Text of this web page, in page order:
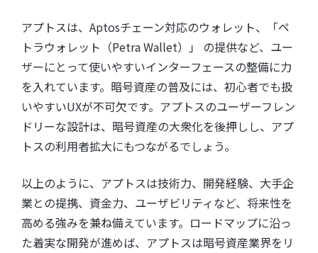
アプトスは、Aptosチェーン対応のウォレット、「ペ
トラウォレット（Petra Wallet）」 の提供など、ユー
ザーにとって使いやすいインターフェースの整備に力
を入れています。暗号資産の普及には、初心者でも扱
いやすいUXが不可欠です。アプトスのユーザーフレン
ドリーな設計は、暗号資産の大衆化を後押しし、アプ
トスの利用者拡大にもつながるでしょう。
以上のように、アプトスは技術力、開発経験、大手企
業との提携、資金力、ユーザビリティなど、将来性を
高める強みを兼ね備えています。ロードマップに沿っ
た着実な開発が進めば、アプトスは暗号資産業界をリ